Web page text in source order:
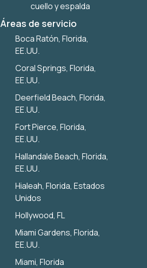
cuello y espalda
Áreas de servicio
Boca Ratón, Florida,
EE.UU.
Coral Springs, Florida,
EE.UU.
Deerfield Beach, Florida,
EE.UU.
Fort Pierce, Florida,
EE.UU.
Hallandale Beach, Florida,
EE.UU.
Hialeah, Florida, Estados
Unidos
Hollywood, FL
Miami Gardens, Florida,
EE.UU.
Miami, Florida